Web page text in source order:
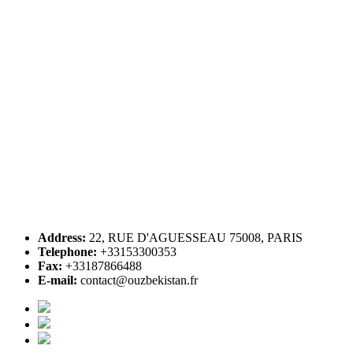
Address: 22, RUE D'AGUESSEAU 75008, PARIS
Telephone: +33153300353
Fax: +33187866488
E-mail: contact@ouzbekistan.fr